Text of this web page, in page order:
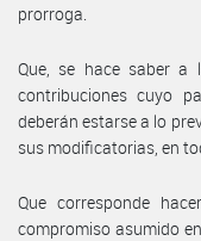
prorroga.
Que, se hace saber
contribuciones cuyo
deberán estarse a lo
sus modificatorias, en
Que corresponde
compromiso asumido